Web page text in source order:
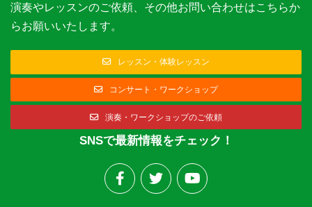
演奏やレッスンのご依頼、その他お問い合わせはこちらか
らお願いいたします。
レッスン・体験レッスン
コンサート・ワークショップ
演奏・ワークショップのご依頼
SNSで最新情報をチェック！